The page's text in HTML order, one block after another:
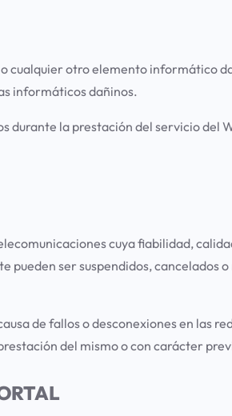
cualquier otro elemento informático
informáticos dañinos.
durante la prestación del servicio del
cuya fiabilidad,
pueden ser suspendidos, cancelados
de fallos o desconexiones en las
del mismo o con carácter